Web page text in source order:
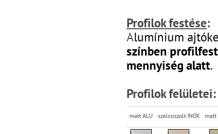
Profilok festése:
Alumínium
színben
mennyiség alatt.
Profilok felületei:
matt ALU szálcsiszolt INOX matt